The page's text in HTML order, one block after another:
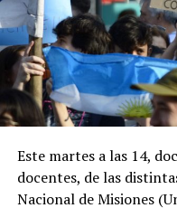
Este martes a las 14,
docentes, de las
Nacional de Misiones